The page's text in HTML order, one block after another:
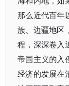
那么近代百年
族、边疆地区
程，深深卷入
帝国主义的入
经济的发展在